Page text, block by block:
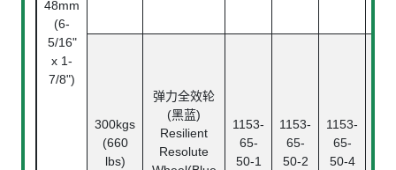
48mm
(6-
5/16"
x 1-
7/8")
300kgs
(660
lbs)
弹力全效轮
(黑蓝)
Resilient
Resolute
1153-
65-
50-1
1153-
65-
50-2
1153-
65-
50-4